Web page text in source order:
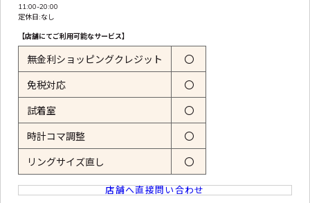
11:00-20:00
定休日:なし
【店舗にてご利用可能なサービス】
無金利ショッピングクレジット 〇
免税対応 〇
試着室 〇
時計コマ調整 〇
リングサイズ直し 〇
店舗へ直接問い合わせ